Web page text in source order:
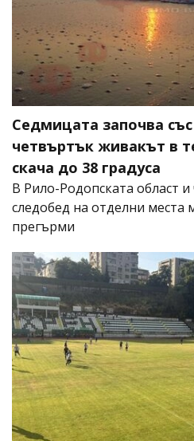
Седмицата започва
четвъртък живакът в
скача до 38 градуса
В Рило-Родопската област
следобед на отделни места
прегърми